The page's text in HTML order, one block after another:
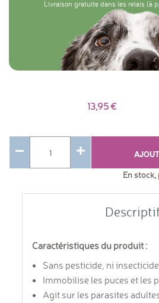
Livraison gratuite dans les relais (à
13,95
En
Caractéristiques du produit :
Sans pesticide, ni
Immobilise les puces et les
Agit sur les parasites